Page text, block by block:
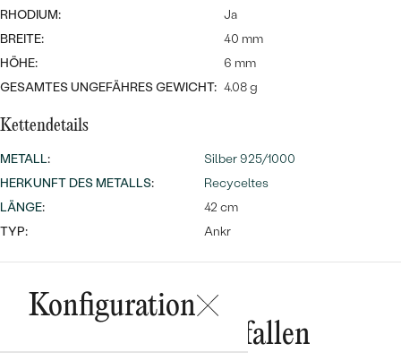
Wave Kollektion
NACH ANLASS
NACH DER FARBE
NACH DER FORM
DIAMANTEN
Meistverkaufte
Ohrrinnge
ANSEHEN
Personalisierte
Halsketten
Meistverkaufte
Ringe
ANSEHEN
RHODIUM:
Ja
BREITE:
40 mm
HÖHE:
6 mm
GESAMTES UNGEFÄHRES GEWICHT: 4.08 g
Kettendetails
METALL:
Silber 925/1000
HERKUNFT DES METALLS:
Recyceltes
LÄNGE:
42 cm
TYP:
Ankr
Konfiguration
Das könnte Ihnen gefallen